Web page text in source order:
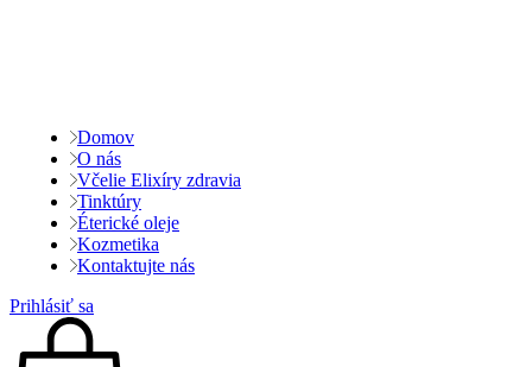
Domov
O nás
Včelie Elixíry zdravia
Tinktúry
Éterické oleje
Kozmetika
Kontaktujte nás
Prihlásiť sa